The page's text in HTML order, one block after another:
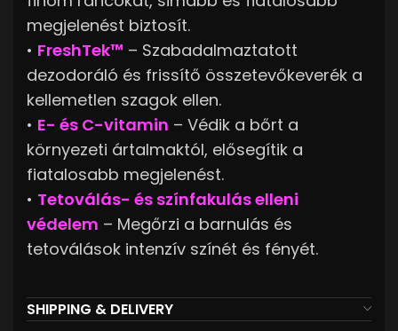
megjelenést biztosít.
• FreshTek™ – Szabadalmaztatott
dezodoráló és frissítő összetevőkeverék a
kellemetlen szagok ellen.
• E- és C-vitamin – Védik a bőrt a
környezeti ártalmaktól, elősegítik a
fiatalosabb megjelenést.
• Tetoválás- és színfakulás elleni
védelem – Megőrzi a barnulás és
tetoválások intenzív színét és fényét.
SHIPPING & DELIVERY